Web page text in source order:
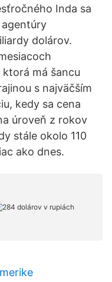
Inda sa
dolárov.
má šancu
s najväčším
kedy sa cena
úroveň z rokov
stále okolo 110
ako dnes.